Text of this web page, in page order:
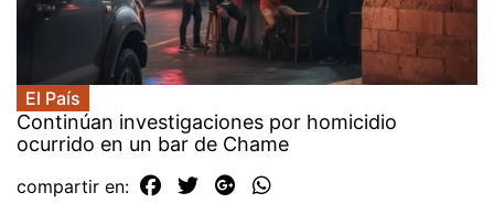
El País
Continúan investigaciones por homicidio
ocurrido en un bar de Chame
compartir en: